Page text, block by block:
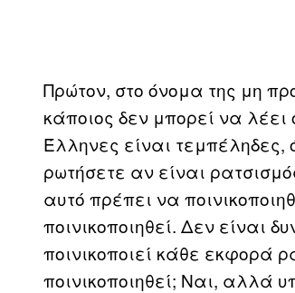
Πρώτον, στο όνομα της μη
κάποιος δεν μπορεί να
Έλληνες είναι τεμπέληδες,
ρωτήσετε αν είναι
αυτό πρέπει να
ποινικοποιηθεί. Δεν είναι
ποινικοποιεί κάθε εκφορά
ποινικοποιηθεί; Ναι, αλλά